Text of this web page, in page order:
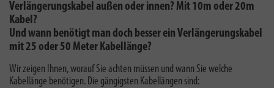
Verlängerungskabel außen oder innen? Mit 10m oder 20m
Kabel?
Und wann benötigt man doch besser ein Verlängerungskabel
mit 25 oder 50 Meter Kabellänge?
Wir zeigen Ihnen, worauf Sie achten müssen und wann Sie welche
Kabellänge benötigen. Die gängigsten Kabellängen sind: